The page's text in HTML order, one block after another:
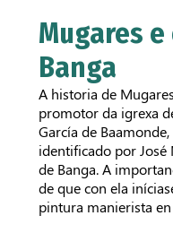
Mugares
Banga
A historia de
promotor da igrexa
García de
identificado por
de Banga. A
de que con ela
pintura manierista en